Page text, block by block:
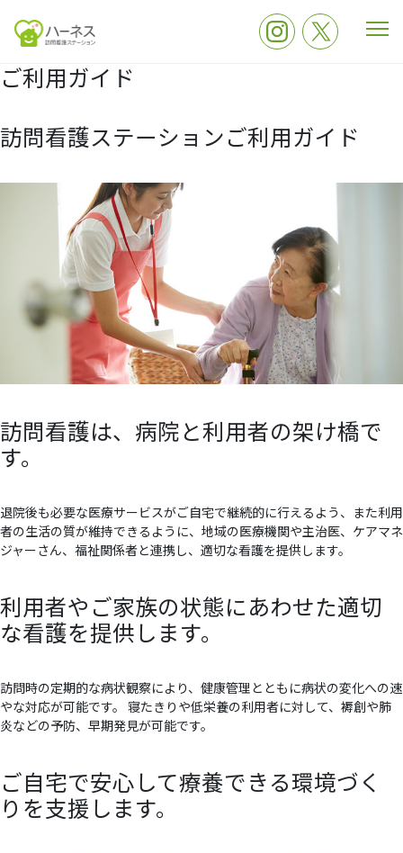
ご利用ガイド
訪問看護ステーションご利用ガイド
訪問看護は、病院と利用者の架け橋で
す。
退院後も必要な医療サービスがご自宅で継続的に行えるよう、また利用
者の生活の質が維持できるように、地域の医療機関や主治医、ケアマネ
ジャーさん、福祉関係者と連携し、適切な看護を提供します。
利用者やご家族の状態にあわせた適切
な看護を提供します。
訪問時の定期的な病状観察により、健康管理とともに病状の変化への速
やな対応が可能です。 寝たきりや低栄養の利用者に対して、褥創や肺
炎などの予防、早期発見が可能です。
ご自宅で安心して療養できる環境づく
りを支援します。